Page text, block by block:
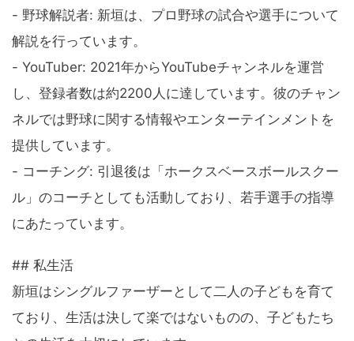
- 野球解説者: 新垣は、プロ野球の試合や選手について
解説を行っています。
- YouTuber: 2021年からYouTubeチャンネルを運営
し、登録者数は約2200人に達しています。彼のチャン
ネルでは野球に関する情報やエンターテインメントを
提供しています。
- コーチング: 引退後は「ホークスベースボールスクー
ル」のコーチとしても活動しており、若手選手の指導
にあたっています。
## 私生活
新垣はシングルファーザーとして二人の子どもを育て
ており、生活は決して楽ではないものの、子どもたち